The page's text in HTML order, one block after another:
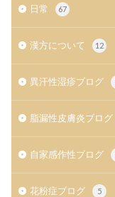
日常 67
漢方について 12
異汗性湿疹ブログ
脂漏性皮膚炎ブログ
自家感作性ブログ
花粉症ブログ 5